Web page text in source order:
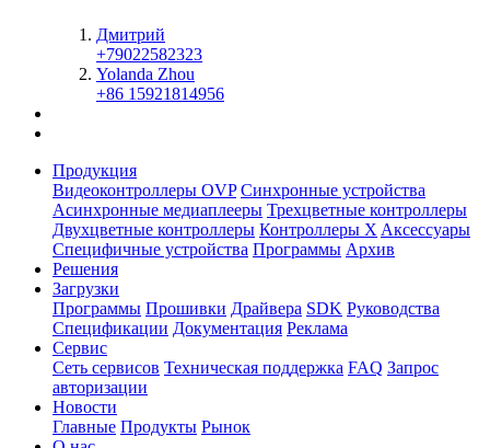
Дмитрий
+79022582323
Yolanda Zhou
+86 15921814956
Продукция
Видеоконтроллеры OVP Синхронные устройства
Асинхронные медиаплееры Трехцветные контроллеры
Двухцветные контроллеры Контроллеры X Aксессуары
Специфичные устройства Программы Архив
Решения
Загрузки
Программы Прошивки Драйвера SDK Руководства
Спецификации Документация Реклама
Сервис
Сеть сервисов Техническая поддержка FAQ Запрос
авторизации
Новости
Главные Продукты Рынок